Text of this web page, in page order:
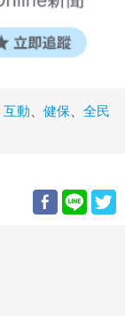
互動 健保
全民